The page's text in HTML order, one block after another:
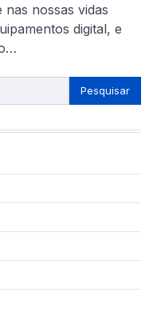
nossas vidas
digital, e